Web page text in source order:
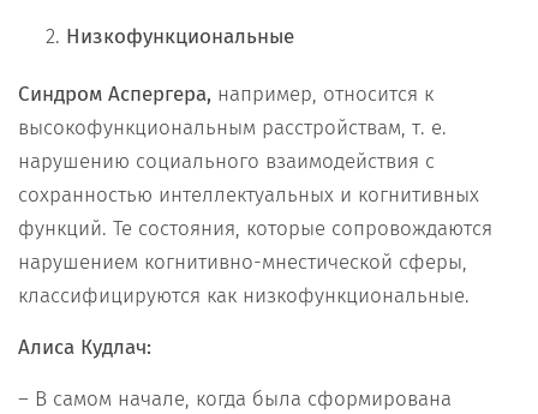
Низкофункциональные
Синдром Аспергера, например, относится к
высокофункциональным расстройствам, т. е.
нарушению социального взаимодействия с
сохранностью интеллектуальных и когнитивных
функций. Те состояния, которые сопровождаются
нарушением когнитивно-мнестической сферы,
классифицируются как низкофункциональные.
Алиса Кудлач:
– В самом начале, когда была сформирована